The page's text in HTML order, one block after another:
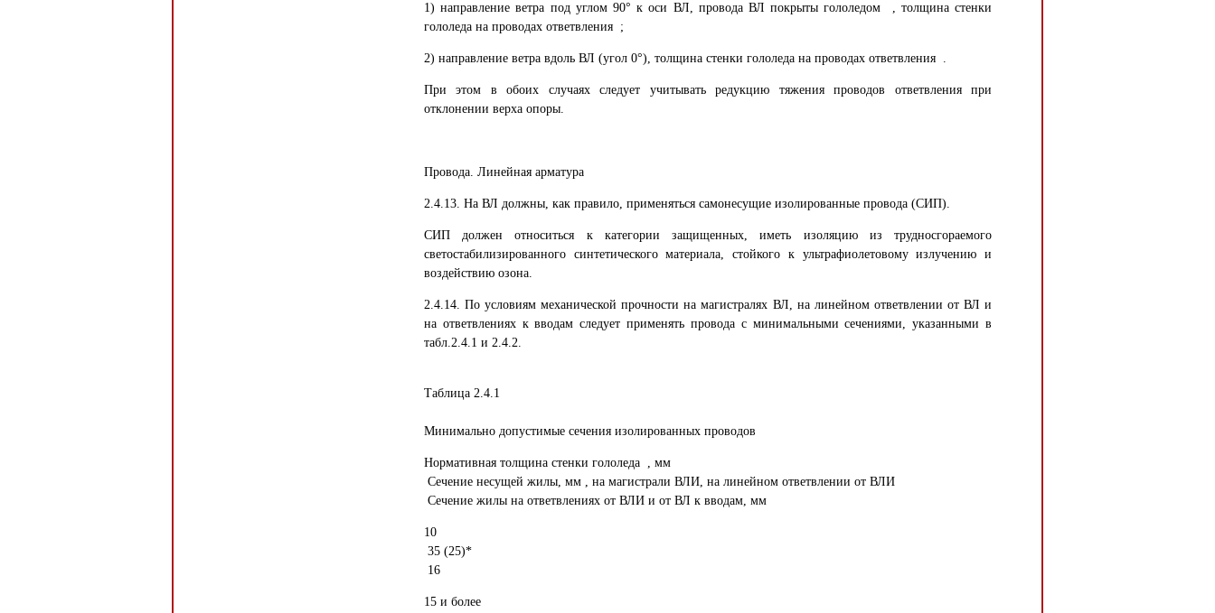
1) направление ветра под углом 90° к оси ВЛ, провода ВЛ покрыты гололедом , толщина стенки
гололеда на проводах ответвления ;
2) направление ветра вдоль ВЛ (угол 0°), толщина стенки гололеда на проводах ответвления .
При этом в обоих случаях следует учитывать редукцию тяжения проводов ответвления при
отклонении верха опоры.
Провода. Линейная арматура
2.4.13. На ВЛ должны, как правило, применяться самонесущие изолированные провода (СИП).
СИП должен относиться к категории защищенных, иметь изоляцию из трудносгораемого
светостабилизированного синтетического материала, стойкого к ультрафиолетовому излучению и
воздействию озона.
2.4.14. По условиям механической прочности на магистралях ВЛ, на линейном ответвлении от ВЛ и
на ответвлениях к вводам следует применять провода с минимальными сечениями, указанными в
табл.2.4.1 и 2.4.2.
Таблица 2.4.1
Минимально допустимые сечения изолированных проводов
Нормативная толщина стенки гололеда , мм
Сечение несущей жилы, мм , на магистрали ВЛИ, на линейном ответвлении от ВЛИ
Сечение жилы на ответвлениях от ВЛИ и от ВЛ к вводам, мм
10
35 (25)*
16
15 и более